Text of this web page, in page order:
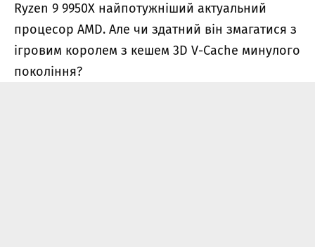
Ryzen 9 9950X найпотужніший актуальний
процесор AMD. Але чи здатний він змагатися з
ігровим королем з кешем 3D V-Cache минулого
покоління?